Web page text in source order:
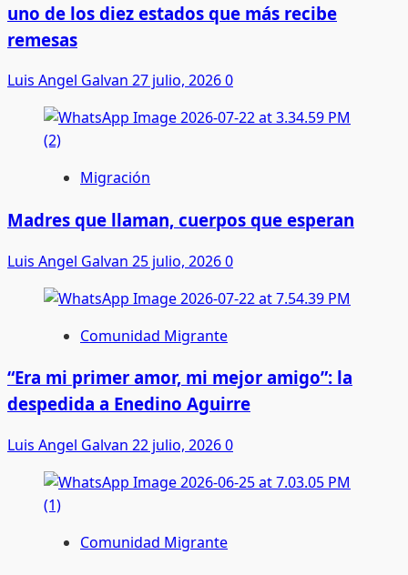
uno de los diez estados que más recibe
remesas
Luis Angel Galvan 27 julio, 20260
Migración
Madres que llaman, cuerpos que esperan
Luis Angel Galvan 25 julio, 20260
Comunidad Migrante
“Era mi primer amor, mi mejor amigo”: la
despedida a Enedino Aguirre
Luis Angel Galvan 22 julio, 20260
Comunidad Migrante